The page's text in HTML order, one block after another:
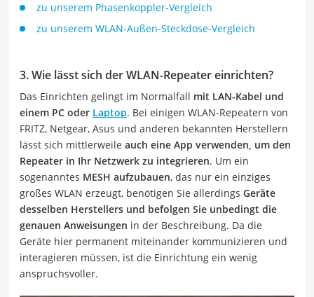
zu unserem Phasenkoppler-Vergleich
zu unserem WLAN-Außen-Steckdose-Vergleich
3. Wie lässt sich der WLAN-Repeater einrichten?
Das Einrichten gelingt im Normalfall mit LAN-Kabel und
einem PC oder Laptop. Bei einigen WLAN-Repeatern von
FRITZ, Netgear, Asus und anderen bekannten Herstellern
lässt sich mittlerweile auch eine App verwenden, um den
Repeater in Ihr Netzwerk zu integrieren. Um ein
sogenanntes MESH aufzubauen, das nur ein einziges
großes WLAN erzeugt, benötigen Sie allerdings Geräte
desselben Herstellers und befolgen Sie unbedingt die
genauen Anweisungen in der Beschreibung. Da die
Geräte hier permanent miteinander kommunizieren und
interagieren müssen, ist die Einrichtung ein wenig
anspruchsvoller.